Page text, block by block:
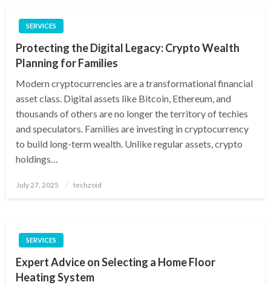
SERVICES
Protecting the Digital Legacy: Crypto Wealth
Planning for Families
Modern cryptocurrencies are a transformational financial
asset class. Digital assets like Bitcoin, Ethereum, and
thousands of others are no longer the territory of techies
and speculators. Families are investing in cryptocurrency
to build long-term wealth. Unlike regular assets, crypto
holdings…
Posted
July 27, 2025 techzoid
SERVICES
Expert Advice on Selecting a Home Floor
Heating System